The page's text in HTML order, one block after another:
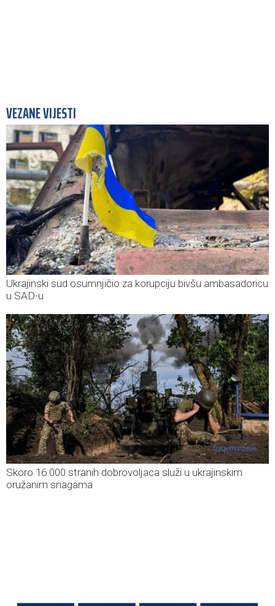
VEZANE VIJESTI
Ukrajinski sud osumnjičio za korupciju bivšu ambasadoricu
u SAD-u
Skoro 16.000 stranih dobrovoljaca služi u ukrajinskim
oružanim snagama